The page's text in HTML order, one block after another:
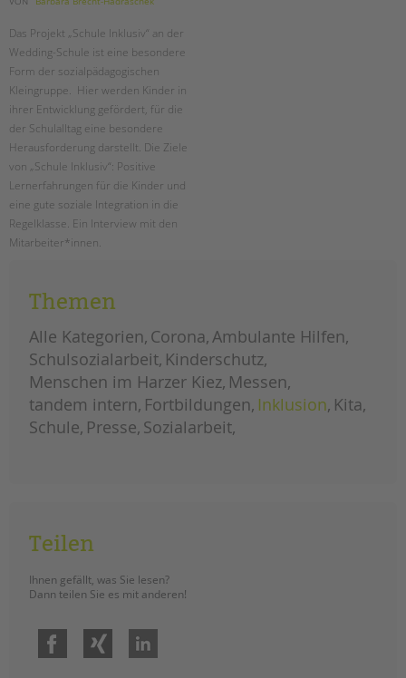
tandem international
KARRIERE
Stellenangebote
tandem als Arbeitgeberin
NEWS/BLOG
unkuerzbar
Briefe an Kai
PRESSE
Impressum
Datenschutz
Hinweisgebersystem
Intranet
Das Projekt „Schule Inklusiv“ an der
Wedding-Schule ist eine besondere
Form der sozialpädagogischen
Kleingruppe. Hier werden Kinder in
ihrer Entwicklung gefördert, für die
der Schulalltag eine besondere
Herausforderung darstellt. Die Ziele
von „Schule Inklusiv“: Positive
Lernerfahrungen für die Kinder und
eine gute soziale Integration in die
Regelklasse. Ein Interview mit den
Mitarbeiter*innen.
an
der
schule
Themen
Alle Kategorien Corona Ambulante Hilfen
Schulsozialarbeit Kinderschutz
Menschen im Harzer Kiez Messen
tandem intern Fortbildungen Inklusion Kita
Schule Presse Sozialarbeit
Teilen
Ihnen gefällt, was Sie lesen?
Dann teilen Sie es mit anderen!
Facebook